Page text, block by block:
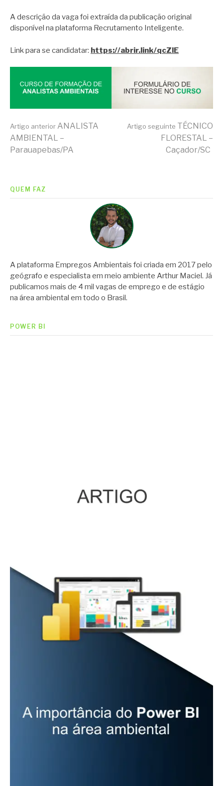
A descrição da vaga foi extraída da publicação original
disponível na plataforma Recrutamento Inteligente.
Link para se candidatar: https://abrir.link/qcZlE
Continue
Artigo anterior ANALISTA
AMBIENTAL –
Parauapebas/PA
Artigo seguinte TÉCNICO
FLORESTAL –
Caçador/SC
QUEM FAZ
A plataforma Empregos Ambientais foi criada em 2017 pelo
geógrafo e especialista em meio ambiente Arthur Maciel. Já
publicamos mais de 4 mil vagas de emprego e de estágio
na área ambiental em todo o Brasil.
POWER BI